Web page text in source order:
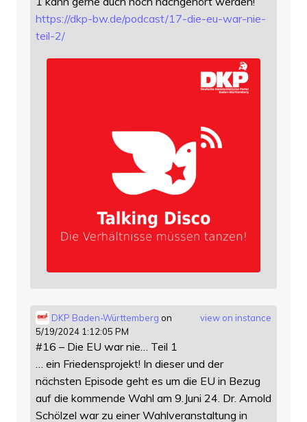
https://dkp-bw.de/podcast/17-die-eu-war-nie-
teil-2/
view on instance
DKP Baden-Württemberg on
5/19/2024 1:12:05 PM
#16 – Die EU war nie… Teil 1
… ein Friedensprojekt! In dieser und der
nächsten Episode geht es um die EU in Bezug
auf die kommende Wahl am 9.Juni 24. Dr. Arnold
Schölzel war zu einer Wahlveranstaltung in